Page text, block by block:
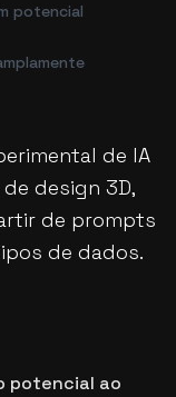
potencial
de IA
design 3D,
de prompts
de dados.
potencial ao